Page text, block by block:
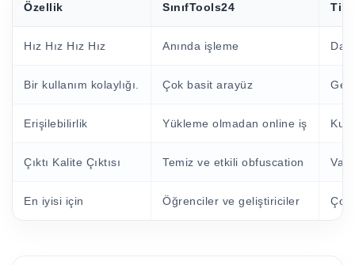
Özellik SınıfTools24
Hız Hız Hız Hız Anında işleme
Bir kullanım kolaylığı. Çok basit arayüz
Erişilebilirlik Yükleme olmadan online iş
Çıktı Kalite Çıktısı Temiz ve etkili obfuscation
En iyisi için Öğrenciler ve geliştiriciler